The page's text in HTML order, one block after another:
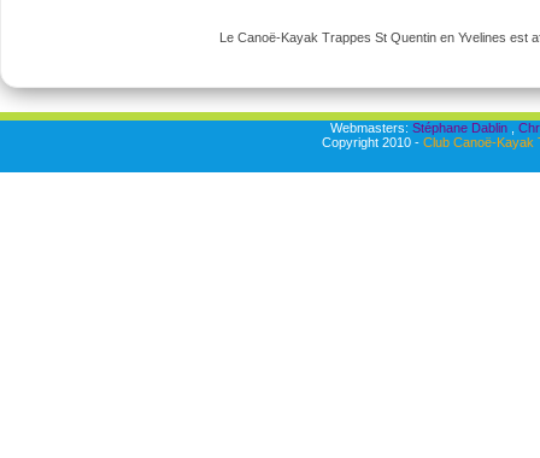
Le Canoë-Kayak Trappes St Quentin en Yvelines est
Webmasters: Stéphane Dablin,
Copyright 2010 - Club Canoë-Kayak